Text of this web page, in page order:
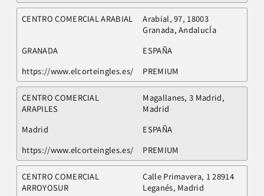
CENTRO COMERCIAL ARABIAL
Arabial, 97, 18003
Granada, AndalucÍa
GRANADA
ESPAÑA
https://www.elcorteingles.es/
PREMIUM
CENTRO COMERCIAL
ARAPILES
Magallanes, 3 Madrid,
Madrid
Madrid
ESPAÑA
https://www.elcorteingles.es/
PREMIUM
CENTRO COMERCIAL
ARROYOSUR
Calle Primavera, 1 28914
Leganés, Madrid